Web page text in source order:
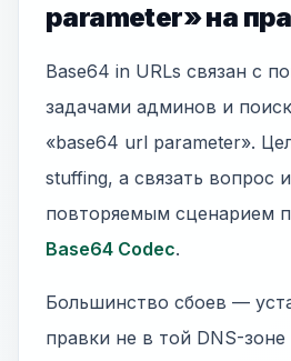
parameter» на
Base64 in URLs связан с
задачами админов и
«base64 url parameter».
stuffing, а связать вопрос
повторяемым сценарием
Base64 Codec.
Большинство сбоев —
правки не в той DNS-